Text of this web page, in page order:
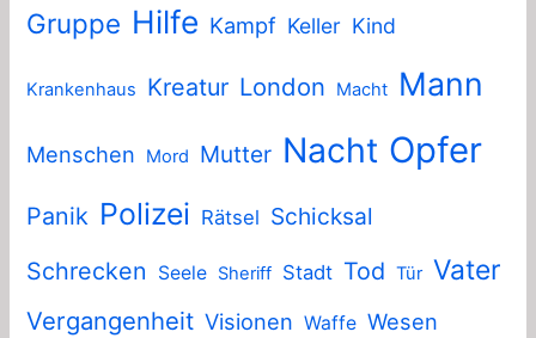
Gruppe Hilfe Kampf Keller Kind
Krankenhaus Kreatur London Macht Mann
Menschen Mord Mutter Nacht Opfer
Panik Polizei Rätsel Schicksal
Schrecken
Seele Sheriff Stadt Tod Tür Vater
Vergangenheit Visionen Waffe Wesen